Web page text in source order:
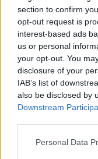
section to confirm
opt-out request is
interest-based ads
us or personal
your opt-out. You
disclosure of your
IAB’s list of
also be disclosed by
Downstream
Personal Data